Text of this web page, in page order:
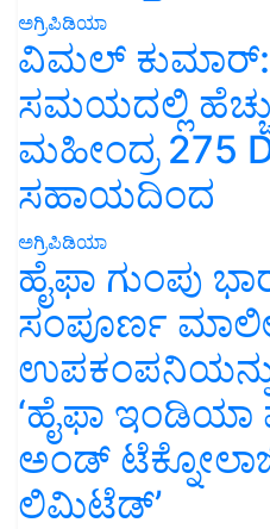
ಅಗ್ರಿಪಿಡಿಯಾ
ವಿಮಲ್
ಸಮಯದಲ್ಲಿ
ಮಹೀಂದ್ರ 275
ಸಹಾಯದಿಂದ
ಅಗ್ರಿಪಿಡಿಯಾ
ಹೈಫಾ ಗುಂಪು
ಸಂಪೂರ್ಣ
ಉಪಕಂಪನಿಯನ್ನು
‘ಹೈಫಾ
ಅಂಡ್
ಲಿಮಿಟೆಡ್’